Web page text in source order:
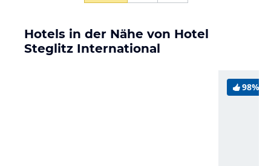
Hotels in der Nähe von Hotel
Steglitz International
98%